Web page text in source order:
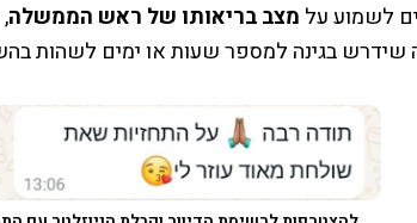
לשמוע על מצב בריאותו של ראש הממשלה
שידרש בגינה למספר שעות או ימים לשהות